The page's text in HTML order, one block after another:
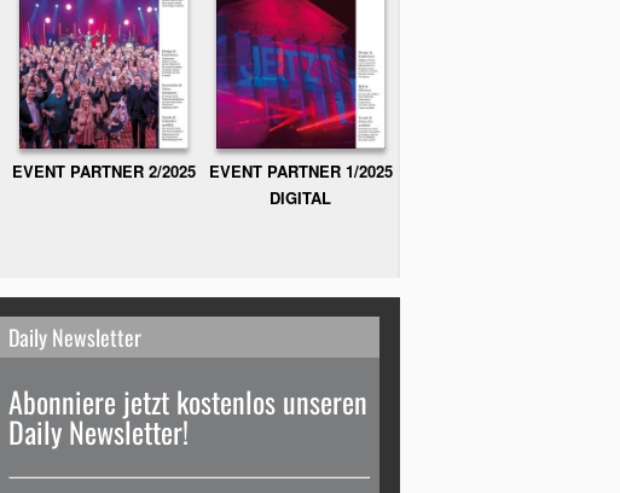
EVENT PARTNER 2/2025
EVENT PARTNER 1/2025
DIGITAL
Daily Newsletter
Abonniere jetzt kostenlos unseren
Daily Newsletter!